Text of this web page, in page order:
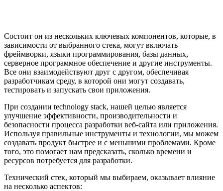
Состоит он из нескольких ключевых компонентов, которые, в
зависимости от выбранного стека, могут включать
фреймворки, языки программирования, базы данных,
серверное программное обеспечение и другие инструменты.
Все они взаимодействуют друг с другом, обеспечивая
разработчикам среду, в которой они могут создавать,
тестировать и запускать свои приложения.
При создании technology stack, нашей целью является
улучшение эффективности, производительности и
безопасности процесса разработки веб-сайта или приложения.
Используя правильные инструменты и технологии, мы можем
создавать продукт быстрее и с меньшими проблемами. Кроме
того, это помогает нам предсказать, сколько времени и
ресурсов потребуется для разработки.
Технический стек, который мы выбираем, оказывает влияние
на несколько аспектов: